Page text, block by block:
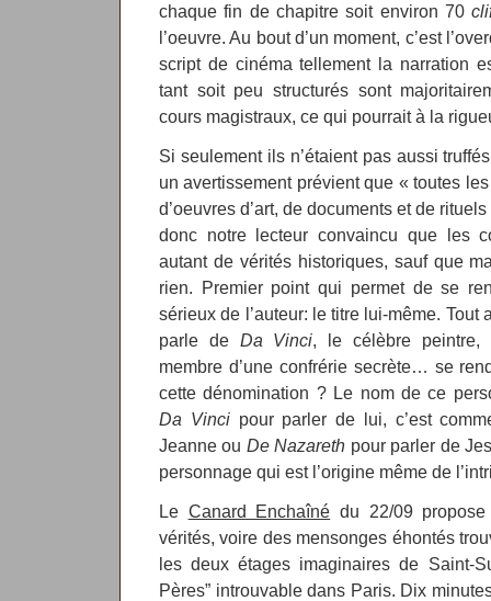
chaque fin de chapitre soit environ 70
l’oeuvre. Au bout d’un moment, c’est
script de cinéma tellement la narration
tant soit peu structurés sont
cours magistraux, ce qui pourrait à la
Si seulement ils n’étaient pas aussi
un avertissement prévient que « toutes
d’oeuvres d’art, de documents et de
donc notre lecteur convaincu que les
autant de vérités historiques, sauf que
rien. Premier point qui permet de se
sérieux de l’auteur: le titre lui-même. Tout
parle de Da Vinci, le célèbre peintre,
membre d’une confrérie secrète… se
cette dénomination ? Le nom de ce
Da Vincipour parler de lui, c’est
Jeanne ou De Nazareth pour parler de
personnage qui est l’origine même de
Le Canard Enchaîné du 22/09
vérités, voire des mensonges éhontés
les deux étages imaginaires de Saint-
Pères” introuvable dans Paris. Dix